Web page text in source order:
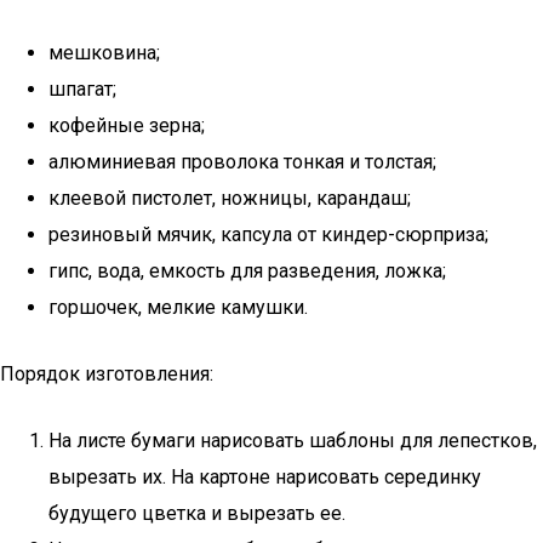
мешковина;
шпагат;
кофейные зерна;
алюминиевая проволока тонкая и толстая;
клеевой пистолет, ножницы, карандаш;
резиновый мячик, капсула от киндер-сюрприза;
гипс, вода, емкость для разведения, ложка;
горшочек, мелкие камушки.
Порядок изготовления:
На листе бумаги нарисовать шаблоны для лепестков,
вырезать их. На картоне нарисовать серединку
будущего цветка и вырезать ее.